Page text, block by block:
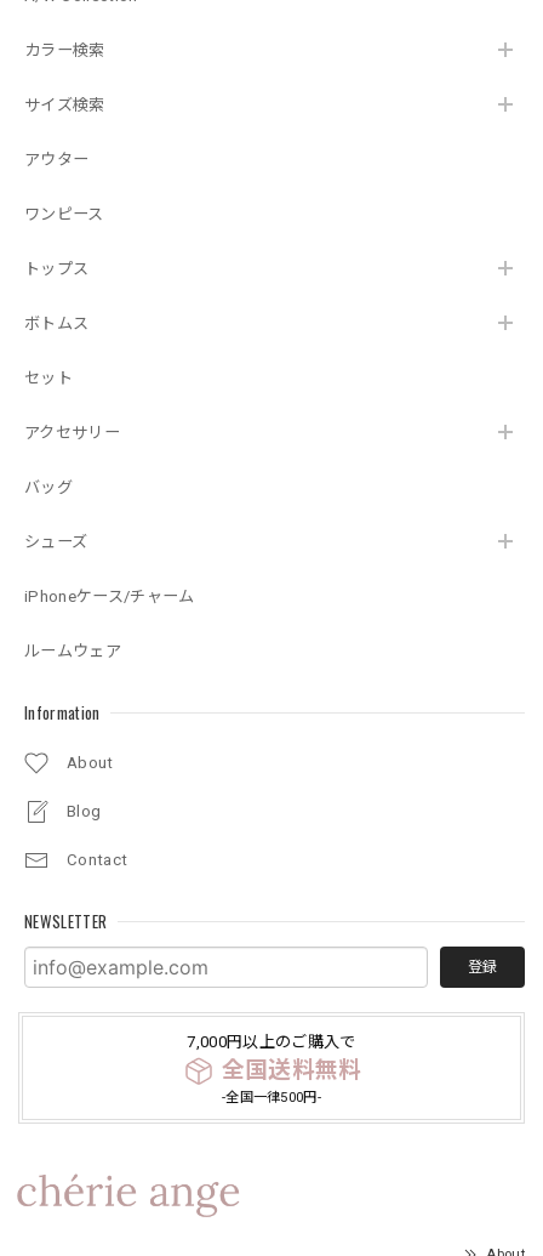
カラー検索
サイズ検索
アウター
ワンピース
トップス
ボトムス
セット
アクセサリー
バッグ
シューズ
iPhoneケース/チャーム
ルームウェア
Information
About
Blog
Contact
NEWSLETTER
登録
7,000円以上のご購入で
全国送料無料
-全国一律500円-